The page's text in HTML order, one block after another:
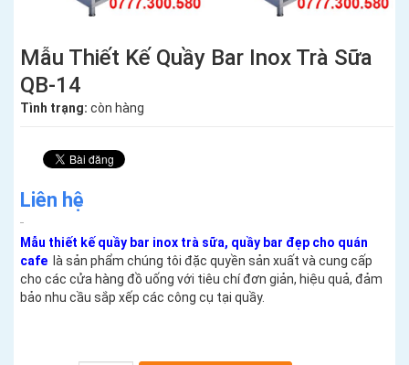
Mẫu Thiết Kế Quầy Bar Inox Trà Sữa
QB-14
Tình trạng: còn hàng
Liên hệ
Mẫu thiết kế quầy bar inox trà sữa, quầy bar đẹp cho quán
cafe là sản phẩm chúng tôi đặc quyền sản xuất và cung cấp
cho các cửa hàng đồ uống với tiêu chí đơn giản, hiệu quả, đảm
bảo nhu cầu sắp xếp các công cụ tại quầy.